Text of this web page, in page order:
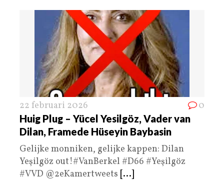
22 februari 2026 0
Huig Plug – Yücel Yesilgöz, Vader van
Dilan, Framede Hüseyin Baybasin
Gelijke monniken, gelijke kappen: Dilan
Yeşilgöz out!#VanBerkel #D66 #Yeşilgöz
#VVD @2eKamertweets [...]